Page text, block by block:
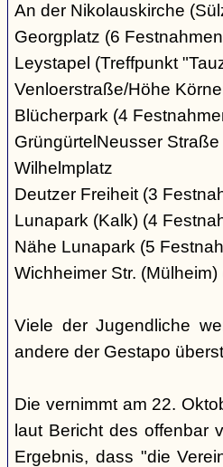
An der Nikolauskirche
Georgplatz (6
Leystapel (Treffpunkt
Venloerstraße/Höhe
Blücherpark (4
GrüngürtelNeusser Straße
Wilhelmplatz
Deutzer Freiheit (3
Lunapark (Kalk) (4
Nähe Lunapark (5
Wichheimer Str.
Viele der Jugendliche
andere der Gestapo
Die vernimmt am 22.
laut Bericht des offenbar
Ergebnis, dass "die